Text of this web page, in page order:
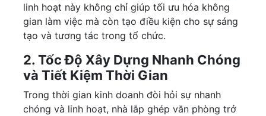
linh hoạt này không chỉ giúp tối ưu hóa không
gian làm việc mà còn tạo điều kiện cho sự sáng
tạo và tương tác trong tổ chức.
2. Tốc Độ Xây Dựng Nhanh Chóng
và Tiết Kiệm Thời Gian
Trong thời gian kinh doanh đòi hỏi sự nhanh
chóng và linh hoạt, nhà lắp ghép văn phòng trở